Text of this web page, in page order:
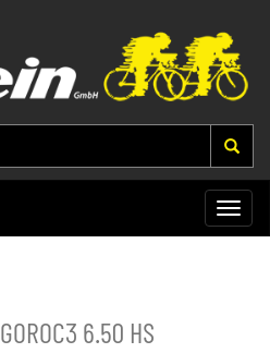
Toggle
GOROC3 6.50 HS